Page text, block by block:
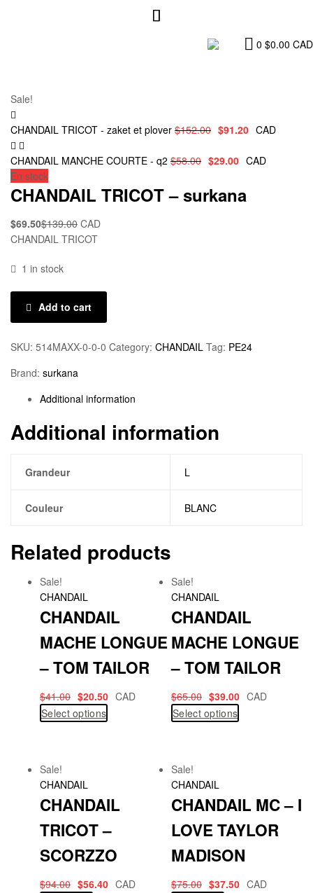
0 $0.00 CAD
Sale!
CHANDAIL TRICOT - zaket et plover $152.00 $91.20 CAD
CHANDAIL MANCHE COURTE - q2 $58.00 $29.00 CAD
En stock
CHANDAIL TRICOT – surkana
$139.00
$69.50
CAD
CHANDAIL TRICOT
1 in stock
Add to cart
SKU: 514MAXX-0-0-0 Category: CHANDAIL Tag: PE24
Brand: surkana
Additional information
Additional information
Grandeur L
Couleur BLANC
Related products
Sale!
CHANDAIL
CHANDAIL
MACHE LONGUE
– TOM TAILOR
$41.00 $20.50 CAD
Select options
Sale!
CHANDAIL
CHANDAIL
MACHE LONGUE
– TOM TAILOR
$65.00 $39.00 CAD
Select options
Sale!
CHANDAIL
CHANDAIL
TRICOT –
SCORZZO
$94.00 $56.40 CAD
Sale!
CHANDAIL
CHANDAIL MC – I
LOVE TAYLOR
MADISON
$75.00 $37.50 CAD